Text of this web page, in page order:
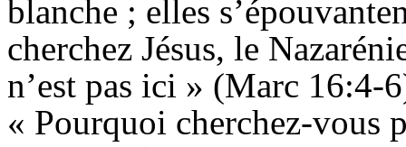
blanche ; elles
cherchez Jésus, le
n’est pas ici » (Marc 16:4-
« Pourquoi cherchez-vous